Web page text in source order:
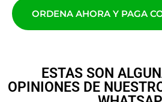
ORDENA AHORA Y PAGA
ESTAS SON
OPINIONES DE